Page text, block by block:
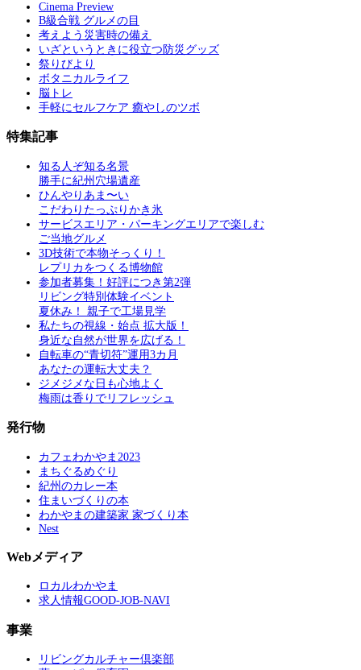
Cinema Preview
B級合戦 グルメの目
考えよう災害時の備え
いざというときに役立つ防災グッズ
祭りびより
ボタニカルライフ
脳トレ
手軽にセルフケア 癒やしのツボ
特集記事
知る人ぞ知る名景
勝手に紀州穴場遺産
ひんやりあま〜い
こだわりたっぷりかき氷
サービスエリア・パーキングエリアで楽しむ
ご当地グルメ
3D技術で本物そっくり！
レプリカをつくる博物館
参加者募集！好評につき第2弾
リビング特別体験イベント
夏休み！ 親子で工場見学
私たちの視線・始点 拡大版！
身近な自然が世界を広げる！
自転車の“青切符”運用3カ月
あなたの運転大丈夫？
ジメジメな日も心地よく
梅雨は香りでリフレッシュ
発行物
カフェわかやま2023
まちぐるめぐり
紀州のカレー本
住まいづくりの本
わかやまの建築家 家づくり本
Nest
Webメディア
ロカルわかやま
求人情報GOOD-JOB-NAVI
事業
リビングカルチャー倶楽部